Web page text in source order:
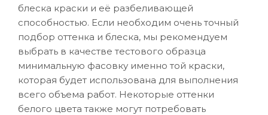
блеска краски и её разбеливающей
способностью. Если необходим очень точный
подбор оттенка и блеска, мы рекомендуем
выбрать в качестве тестового образца
минимальную фасовку именно той краски,
которая будет использована для выполнения
всего объема работ. Некоторые оттенки
белого цвета также могут потребовать